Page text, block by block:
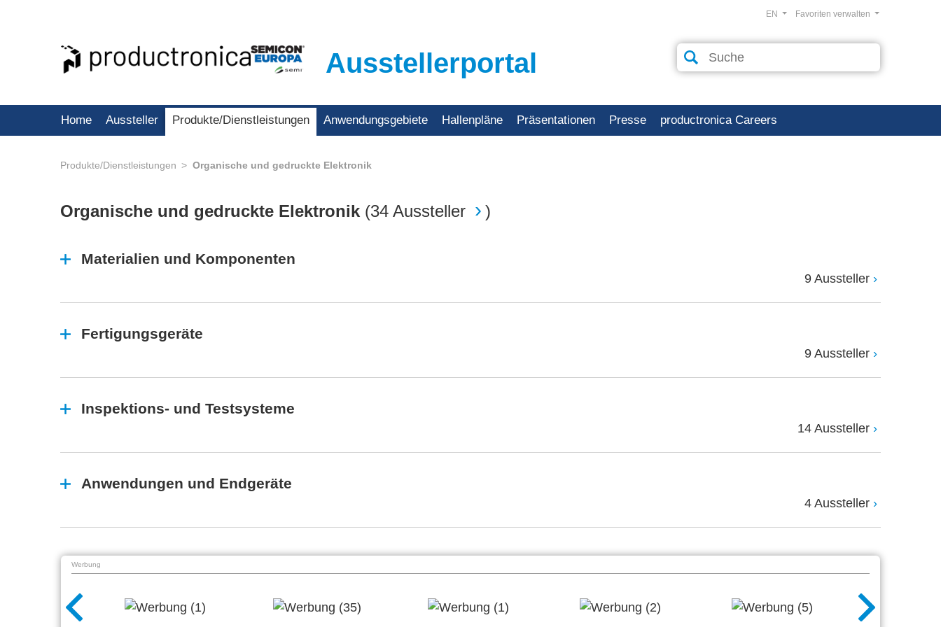
Ausstellerportal
Favoriten verwalten
EN
Home Aussteller Produkte/Dienstleistungen Anwendungsgebiete Hallenpläne Präsentationen Presse productronica Careers
Produkte/Dienstleistungen Organische und gedruckte Elektronik
Organische und gedruckte Elektronik (34 Aussteller )
Materialien und Komponenten
9 Aussteller
Fertigungsgeräte
9 Aussteller
Inspektions- und Testsysteme
14 Aussteller
Anwendungen und Endgeräte
4 Aussteller
Werbung